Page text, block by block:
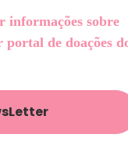
informações sobre
portal de doações